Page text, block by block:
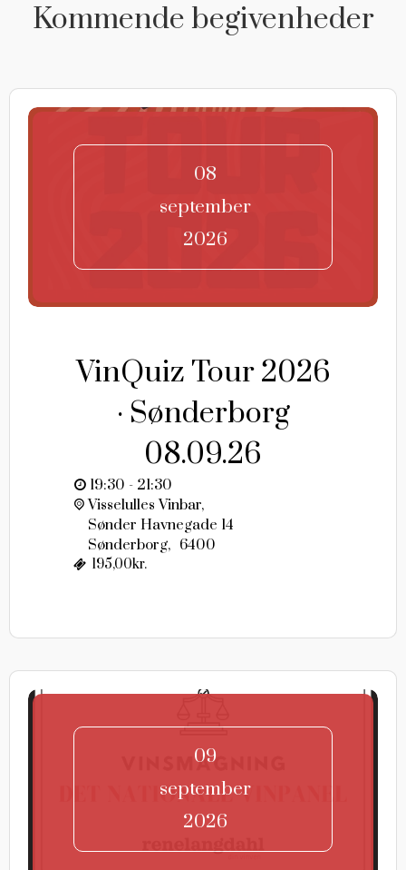
Kommende begivenheder
08
september
2026
VinQuiz Tour 2026
· Sønderborg
08.09.26
19:30 - 21:30
Visselulles Vinbar,
Sønder Havnegade 14
Sønderborg, 6400
195,00kr.
09
september
2026